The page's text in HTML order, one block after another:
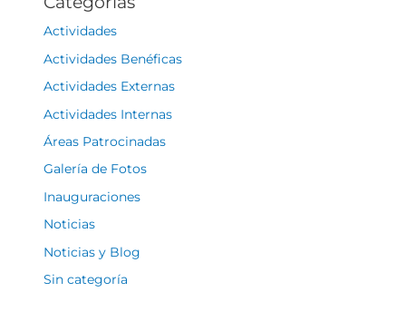
Actividades
Actividades Benéficas
Actividades Externas
Actividades Internas
Áreas Patrocinadas
Galería de Fotos
Inauguraciones
Noticias
Noticias y Blog
Sin categoría